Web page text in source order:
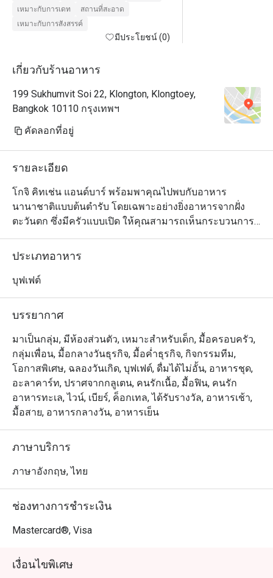
เหมาะกับการเดท
สถานที่สะอาด
เหมาะกับการสังสรรค์
มีประโยชน์ (0)
เกี่ยวกับร้านอาหาร
199 Sukhumvit Soi 22, Klongton, Klongtoey,
Bangkok 10110 กรุงเทพฯ
คัดลอกที่อยู่
รายละเอียด
โกจิ คิทเช่น แอนด์บาร์ พร้อมพาคุณไปพบกับอาหาร
นานาชาติแบบต้นตำรับ โดยเฉพาะอย่างยิ่งอาหารจากฝั่ง
ตะวันตก ซึ่งมีครัวแบบเปิด ให้คุณสามารถเห็นกระบวนการ
ทำอาหารต่างๆ ทำให้คุณสามารถเพลิดเพลินกับอาหาร
รสชาติอร่อยล้ำ กับครอบครัวได้ ร้านอาหารนี้มีความ
ฟู้ดที่สดใหม่ ซึ่งเชฟจะเลือกแต่วัตถุดิบที่สดใหม่เท่านั้น เพื่อ
พรีเมียม ตั้งอยู่ที่ชั้น G ของโรงแรม Bangkok Marriott
Marquis Queen’s Park เดินทางสะดวกจาก สถานีรถไฟฟ้า
BTS พร้อมพงษ์ โดดเด่นด้วยบรรยากาศหรูหราแต่เป็นกันเอง
พร้อมครัวเปิดให้ชมการปรุงอาหารแบบสดใหม่ ไฮไลต์เมนู
แนะนำ ได้แก่ เนื้อวากิวคุณภาพเยี่ยม หอยนางรมสด และ
ขนมหวานหลากหลายที่ต้องลอง
เหมาะสำหรับทั้งคนท้องถิ่นและนักท่องเที่ยว ไม่ว่าจะเป็นมื้อ
พิเศษกับครอบครัว มื้อกลางวันทางธุรกิจ หรือบรันช์วันหยุด
สุดสัปดาห์ คนท้องถิ่นจะประทับใจกับความหลากหลายและ
รถไฟฟ้า
การจองผ่านแอปหรือเว็บไซต์ Eatigo คือวิธีที่ฉลาดที่สุดใน
รับส่วนลดพิเศษตามช่วงเวลาได้สูงสุดถึง 50% จากราคา
ประเภทอาหาร
บุฟเฟต์
บรรยากาศ
มาเป็นกลุ่ม, มีห้องส่วนตัว, เหมาะสำหรับเด็ก, มื้อครอบครัว,
กลุ่มเพื่อน, มื้อกลางวันธุรกิจ, มื้อค่ำธุรกิจ, กิจกรรมทีม,
โอกาสพิเศษ, ฉลองวันเกิด, บุฟเฟต์, ดื่มได้ไม่อั้น, อาหารชุด,
อะลาคาร์ท, ปราศจากกลูเตน, คนรักเนื้อ, มื้อฟิน, คนรัก
อาหารทะเล, ไวน์, เบียร์, ค็อกเทล, ได้รับรางวัล, อาหารเช้า,
มื้อสาย, อาหารกลางวัน, อาหารเย็น
ภาษาบริการ
ภาษาอังกฤษ, ไทย
ช่องทางการชำระเงิน
Mastercard®, Visa
เงื่อนไขพิเศษ